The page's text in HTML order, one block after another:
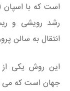
است که با اسپان
رشد رویشی و
انتقال به سالن
این روش یکی
جهان است که می